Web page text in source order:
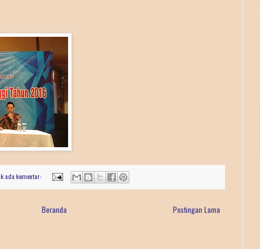
ada komentar:
Postingan Lama
Beranda